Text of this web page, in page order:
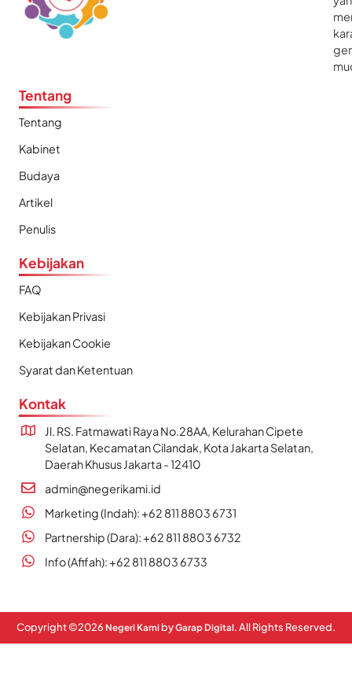
Tentang
Tentang
Kabinet
Budaya
Artikel
Penulis
Kebijakan
FAQ
Kebijakan Privasi
Kebijakan Cookie
Syarat dan Ketentuan
Kontak
Jl. RS. Fatmawati Raya No.28AA, Kelurahan Cipete
Selatan, Kecamatan Cilandak, Kota Jakarta Selatan,
Daerah Khusus Jakarta - 12410
admin@negerikami.id
Marketing (Indah): +62 811 8803 6731
Partnership (Dara): +62 811 8803 6732
Info (Afifah): +62 811 8803 6733
Copyright ©2026 Negeri Kami byGarap Digital. All Rights Reserved.